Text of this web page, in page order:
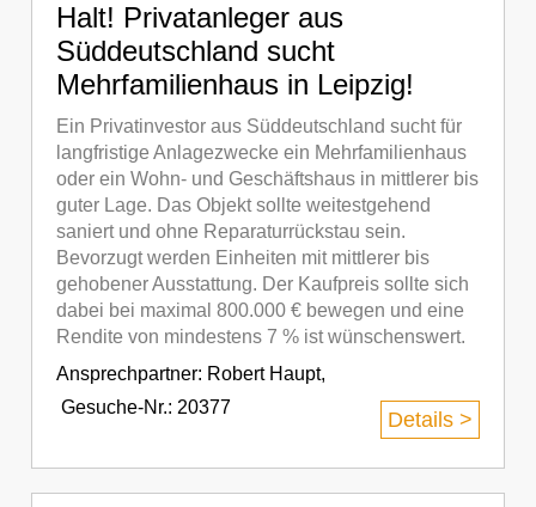
Halt! Privatanleger aus
Süddeutschland sucht
Mehrfamilienhaus in Leipzig!
Ein Privatinvestor aus Süddeutschland sucht für
langfristige Anlagezwecke ein Mehrfamilienhaus
oder ein Wohn- und Geschäftshaus in mittlerer bis
guter Lage. Das Objekt sollte weitestgehend
saniert und ohne Reparaturrückstau sein.
Bevorzugt werden Einheiten mit mittlerer bis
gehobener Ausstattung. Der Kaufpreis sollte sich
dabei bei maximal 800.000 € bewegen und eine
Rendite von mindestens 7 % ist wünschenswert.
Ansprechpartner: Robert Haupt,
Gesuche-Nr.: 20377
Details >